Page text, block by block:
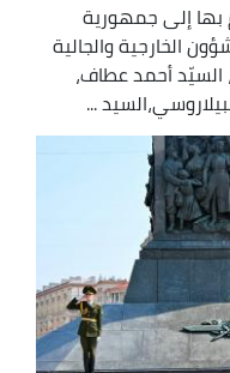
إلى جمهورية
الخارجية والجالية
السيّد أحمد عطاف،
...